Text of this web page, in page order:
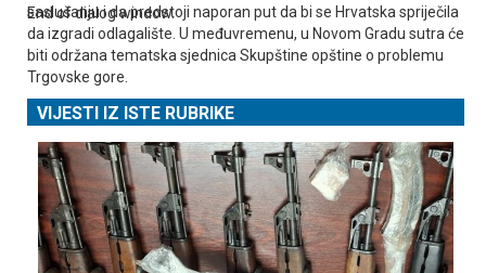
End of dialog window.
saslušanju i da predstoji naporan put da bi se Hrvatska spriječila
da izgradi odlagalište. U međuvremenu, u Novom Gradu sutra će
biti održana tematska sjednica Skupštine opštine o problemu
Trgovske gore.
VIJESTI IZ ISTE RUBRIKE